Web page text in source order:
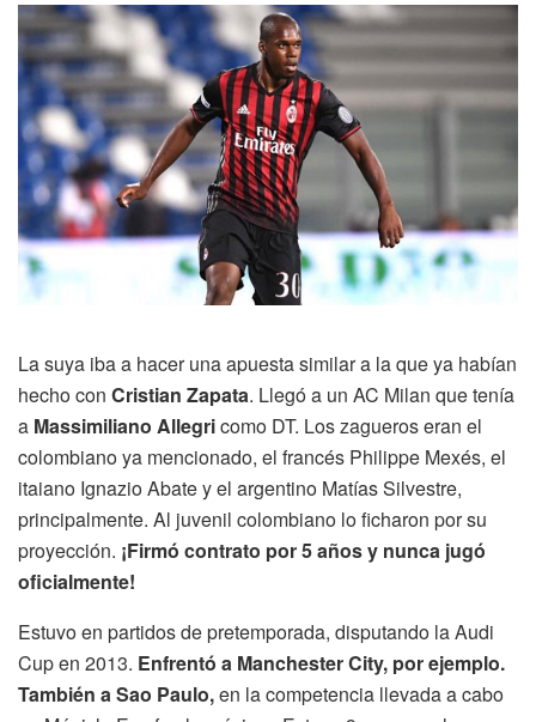
La suya iba a hacer una apuesta similar a la que ya habían
hecho con Cristian Zapata. Llegó a un AC Milan que tenía
a Massimiliano Allegricomo DT. Los zagueros eran el
colombiano ya mencionado, el francés Philippe Mexés, el
itaiano Ignazio Abate y el argentino Matías Silvestre,
principalmente. Al juvenil colombiano lo ficharon por su
proyección. ¡Firmó contrato por 5 años y nunca jugó
oficialmente!
Estuvo en partidos de pretemporada, disputando la Audi
Cup en 2013. Enfrentó a Manchester City, por ejemplo.
También a Sao Paulo,en la competencia llevada a cabo